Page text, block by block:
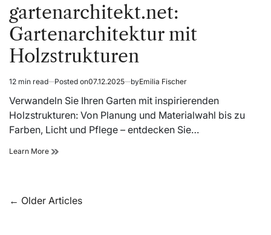
gartenarchitekt.net:
Gartenarchitektur mit
Holzstrukturen
Estimated
read
time
12 min read Posted on07.12.2025 byEmilia Fischer
Verwandeln Sie Ihren Garten mit inspirierenden
Holzstrukturen: Von Planung und Materialwahl bis zu
Farben, Licht und Pflege – entdecken Sie…
Learn More gartenarchitekt.net:
Beitragsnavigation
← Older Articles